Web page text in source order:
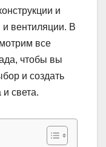
и
и вентиляции. В
все
чтобы вы
и создать
света.